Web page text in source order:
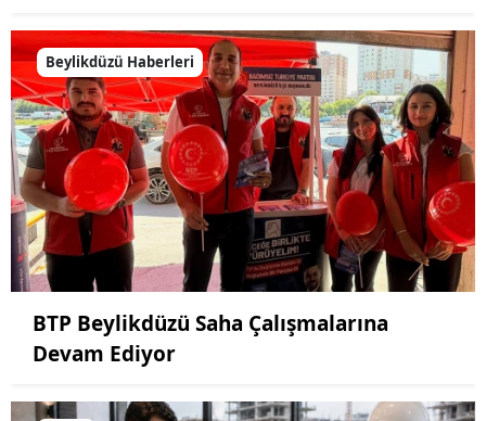
Beylikdüzü Haberleri
BTP Beylikdüzü Saha Çalışmalarına
Devam Ediyor